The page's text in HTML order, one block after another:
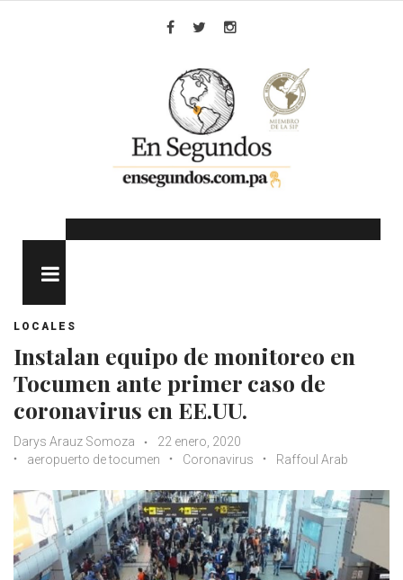
LOCALES
Instalan equipo de monitoreo en
Tocumen ante primer caso de
coronavirus en EE.UU.
Darys Arauz Somoza
22 enero, 2020
aeropuerto de tocumen
Coronavirus Raffoul Arab